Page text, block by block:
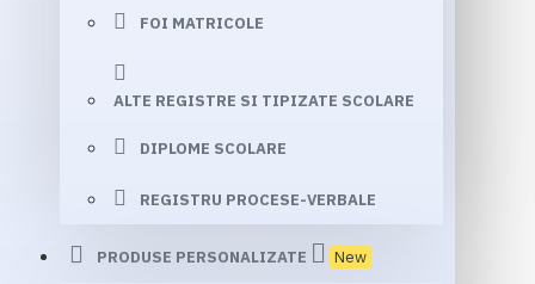
FOI MATRICOLE
ALTE REGISTRE SI TIPIZATE SCOLARE
DIPLOME SCOLARE
REGISTRU PROCESE-VERBALE
PRODUSE PERSONALIZATE New